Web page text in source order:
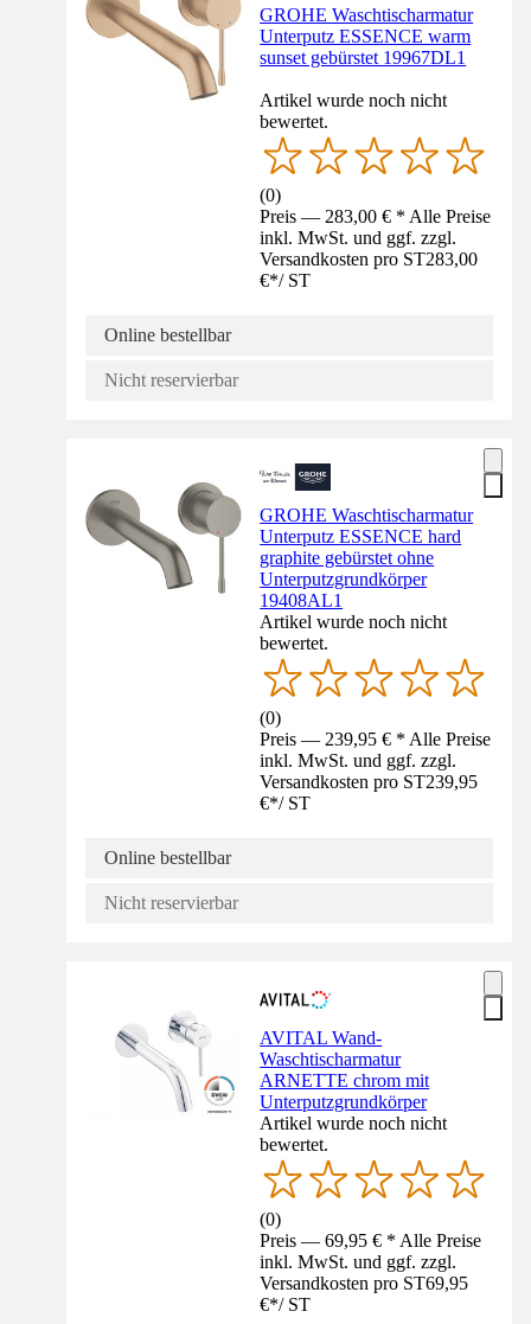
GROHE Waschtischarmatur
Unterputz ESSENCE warm
sunset gebürstet 19967DL1
Artikel wurde noch nicht
bewertet.
(0)
Preis — 283,00 € * Alle Preise
inkl. MwSt. und ggf. zzgl.
Versandkosten pro ST283,00
€*/ ST
Online bestellbar
Nicht reservierbar
GROHE Waschtischarmatur
Unterputz ESSENCE hard
graphite gebürstet ohne
Unterputzgrundkörper
19408AL1
Artikel wurde noch nicht
bewertet.
(0)
Preis — 239,95 € * Alle Preise
inkl. MwSt. und ggf. zzgl.
Versandkosten pro ST239,95
€*/ ST
Online bestellbar
Nicht reservierbar
AVITAL Wand-
Waschtischarmatur
ARNETTE chrom mit
Unterputzgrundkörper
Artikel wurde noch nicht
bewertet.
(0)
Preis — 69,95 € * Alle Preise
inkl. MwSt. und ggf. zzgl.
Versandkosten pro ST69,95
€*/ ST